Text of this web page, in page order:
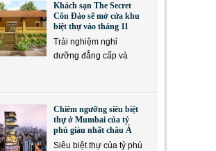
Khách sạn The Secret
Côn Đảo sẽ mở cửa khu
biệt thự vào tháng 11
Trải nghiệm nghỉ
dưỡng đẳng cấp và
Chiêm ngưỡng siêu biệt
thự ở Mumbai của tỷ
phú giàu nhất châu Á
Siêu biệt thự của tỷ phú